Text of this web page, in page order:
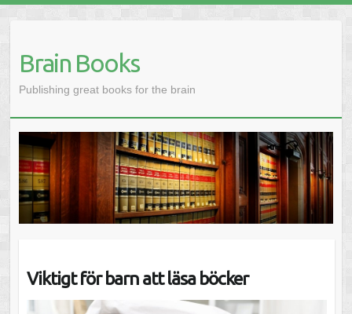
Brain Books
Publishing great books for the brain
Viktigt för barn att läsa böcker